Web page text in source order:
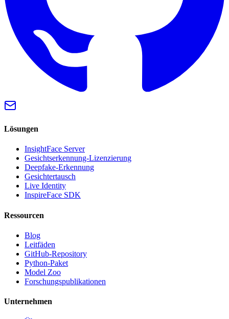
Lösungen
InsightFace Server
Gesichtserkennung-Lizenzierung
Deepfake-Erkennung
Gesichtertausch
Live Identity
InspireFace SDK
Ressourcen
Blog
Leitfäden
GitHub-Repository
Python-Paket
Model Zoo
Forschungspublikationen
Unternehmen